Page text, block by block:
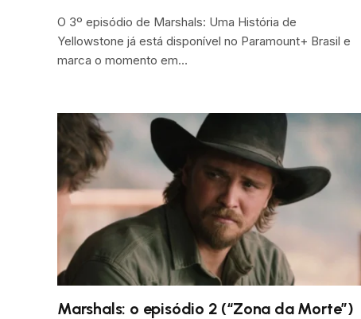
O 3º episódio de Marshals: Uma História de
Yellowstone já está disponível no Paramount+ Brasil e
marca o momento em…
Marshals: o episódio 2 (“Zona da Morte”)